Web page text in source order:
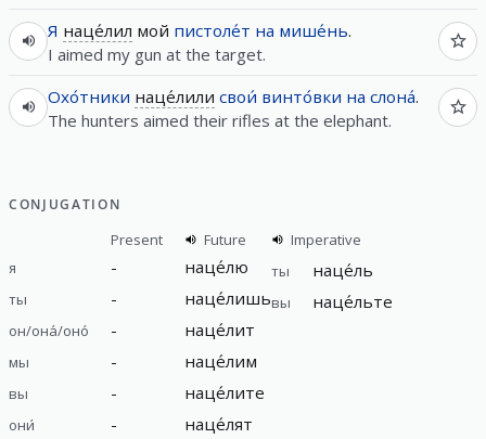
Я наце́лил мой пистоле́т на мише́нь.
I aimed my gun at the target.
Охо́тники наце́лили свои́ винто́вки на слона́.
The hunters aimed their rifles at the elephant.
CONJUGATION
Present
Future
я
- наце́лю
ты - наце́лишь
он/она́/оно́ - наце́лит
мы - наце́лим
вы - наце́лите
они́ - наце́лят
Imperative
ты
наце́ль
вы наце́льте